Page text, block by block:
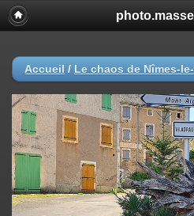
Accueil / Le chaos de Nîmes-